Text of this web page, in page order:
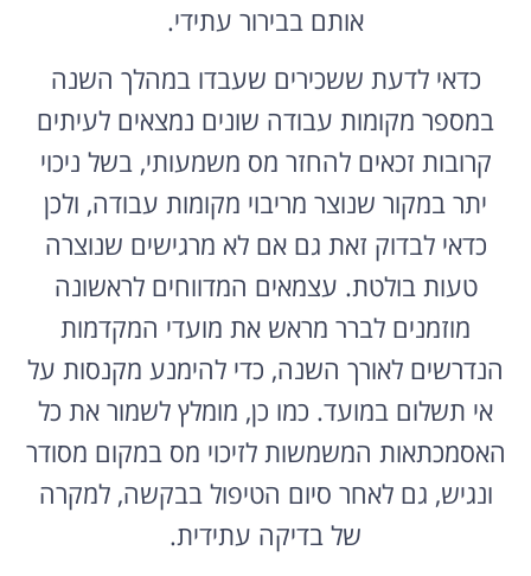
אותם בבירור עתידי.
כדאי לדעת ששכירים שעבדו במהלך השנה
במספר מקומות עבודה שונים נמצאים לעיתים
קרובות זכאים להחזר מס משמעותי, בשל ניכוי
יתר במקור שנוצר מריבוי מקומות עבודה, ולכן
כדאי לבדוק זאת גם אם לא מרגישים שנוצרה
טעות בולטת. עצמאים המדווחים לראשונה
מוזמנים לברר מראש את מועדי המקדמות
הנדרשים לאורך השנה, כדי להימנע מקנסות על
אי תשלום במועד. כמו כן, מומלץ לשמור את כל
האסמכתאות המשמשות לזיכוי מס במקום מסודר
ונגיש, גם לאחר סיום הטיפול בבקשה, למקרה
של בדיקה עתידית.